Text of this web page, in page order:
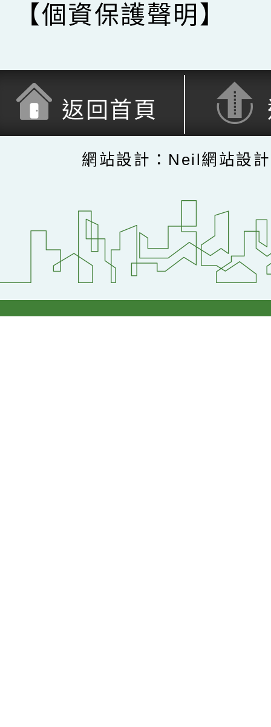
【個資保護聲明】
返回首頁
網站設計：Neil網站設